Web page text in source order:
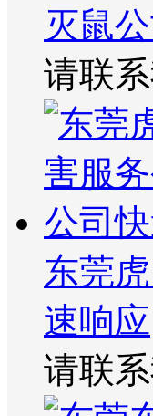
灭鼠公
请联
东莞
速响应
请联